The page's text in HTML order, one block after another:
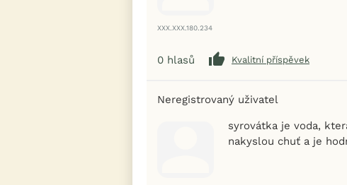
XXX.XXX.180.234
0 hlasů Kvalitní příspěvek
Neregistrovaný uživatel
syrovátka je voda,
nakyslou chuť a je